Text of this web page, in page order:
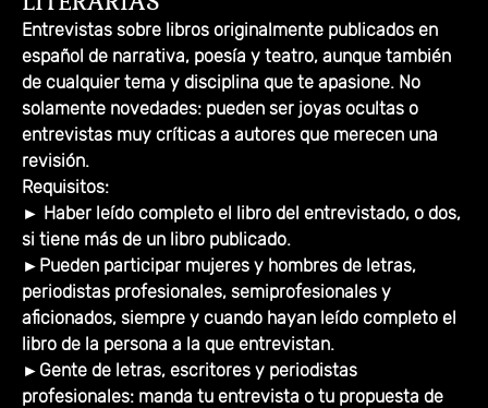
Entrevistas sobre libros originalmente publicados en
español de narrativa, poesía y teatro, aunque también
de cualquier tema y disciplina que te apasione. No
solamente novedades: pueden ser joyas ocultas o
entrevistas muy críticas a autores que merecen una
revisión.
Requisitos:
► Haber leído completo el libro del entrevistado, o dos,
si tiene más de un libro publicado.
► Pueden participar mujeres y hombres de letras,
periodistas profesionales, semiprofesionales y
aficionados, siempre y cuando hayan leído completo el
libro de la persona a la que entrevistan.
► Gente de letras, escritores y periodistas
profesionales: manda tu entrevista o tu propuesta de